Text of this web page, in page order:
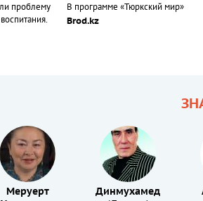
проблему
В программе «Тюркский мир»
Brod.kz
Меруерт
Динмухамед